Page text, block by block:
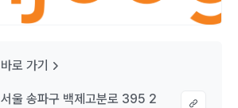
바로 가기
서울 송파구 백제고분로 395 2